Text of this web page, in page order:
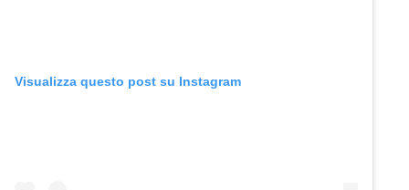
Visualizza questo post su Instagram